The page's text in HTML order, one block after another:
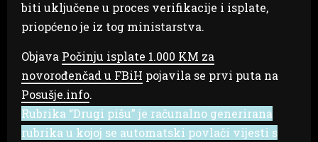
biti uključene u proces verifikacije i isplate,
priopćeno je iz tog ministarstva.
Objava Počinju isplate 1.000 KM za
novorođenčad u FBiH pojavila se prvi puta na
Posušje.info.
Rubrika “Drugi pišu” je računalno generirana
rubrika u kojoj se automatski povlači vijesti s